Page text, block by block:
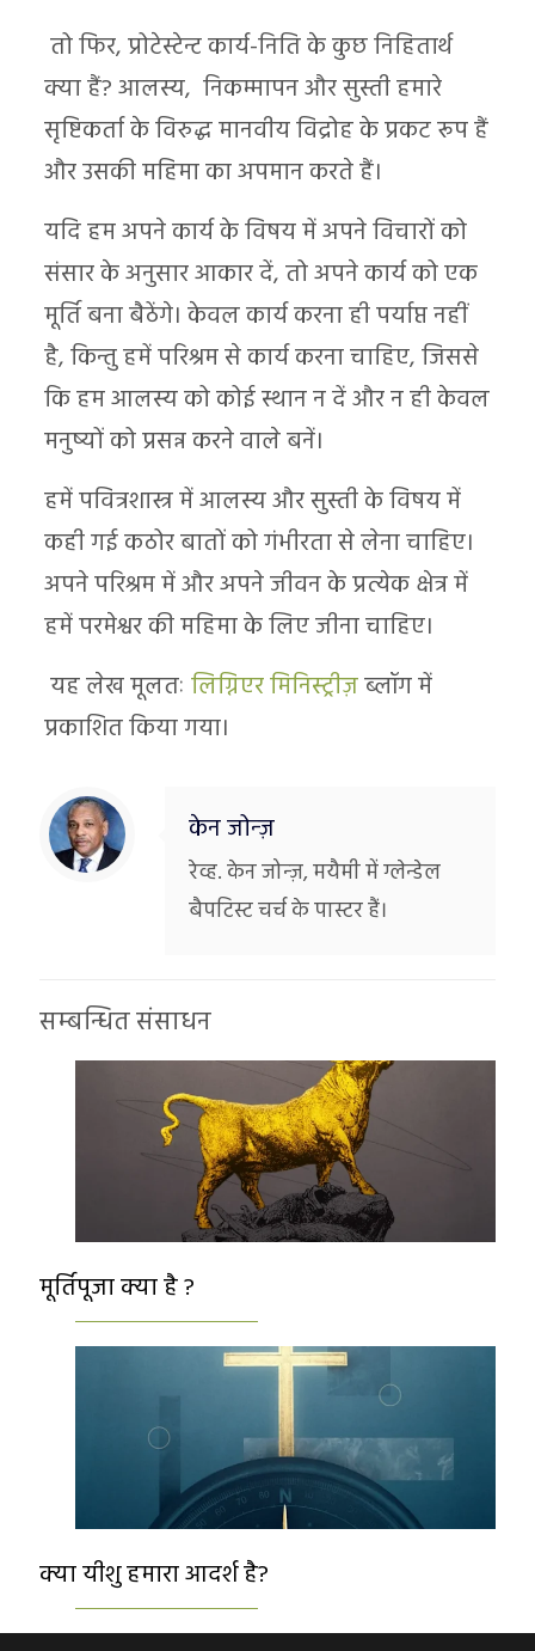
तो फिर, प्रोटेस्टेन्ट कार्य-निति के कुछ निहितार्थ
क्या हैं? आलस्य, निकम्मापन और सुस्ती हमारे
सृष्टिकर्ता के विरुद्ध मानवीय विद्रोह के प्रकट रूप हैं
और उसकी महिमा का अपमान करते हैं।
यदि हम अपने कार्य के विषय में अपने विचारों को
संसार के अनुसार आकार दें, तो अपने कार्य को एक
मूर्ति बना बैठेंगे। केवल कार्य करना ही पर्याप्त नहीं
है, किन्तु हमें परिश्रम से कार्य करना चाहिए, जिससे
कि हम आलस्य को कोई स्थान न दें और न ही केवल
मनुष्यों को प्रसन्न करने वाले बनें।
हमें पवित्रशास्त्र में आलस्य और सुस्ती के विषय में
कही गई कठोर बातों को गंभीरता से लेना चाहिए।
अपने परिश्रम में और अपने जीवन के प्रत्येक क्षेत्र में
हमें परमेश्वर की महिमा के लिए जीना चाहिए।
यह लेख मूलतः लिग्निएर मिनिस्ट्रीज़ब्लॉग में
प्रकाशित किया गया।
केन जोन्ज़
रेव्ह. केन जोन्ज़, मयैमी में ग्लेन्डेल
बैपटिस्ट चर्च के पास्टर हैं।
सम्बन्धित संसाधन
मूर्तिपूजा क्या है ?
क्या यीशु हमारा आदर्श है?